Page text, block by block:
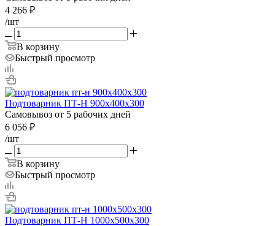
4 266 ₽
/шт
В корзину
Быстрый просмотр
Подтоварник ПТ-Н 900х400х300
Самовывоз от 5 рабочих дней
6 056 ₽
/шт
В корзину
Быстрый просмотр
Подтоварник ПТ-Н 1000х500х300